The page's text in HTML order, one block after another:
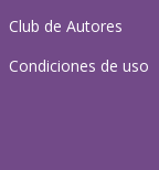
Club de Autores
Condiciones de uso